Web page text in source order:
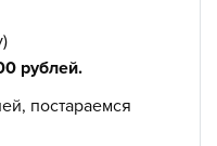
рублей.
постараемся